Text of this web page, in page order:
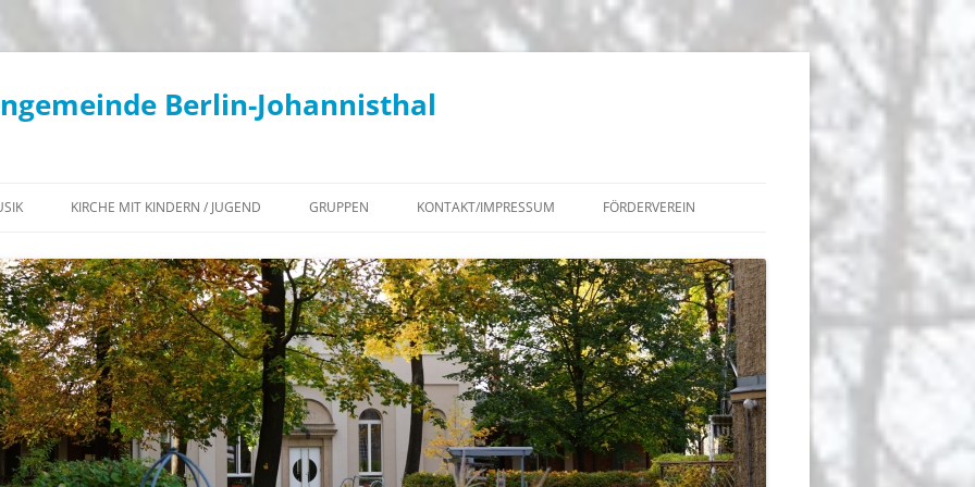
Berlin-Johannisthal
KIRCHE MIT KINDERN / JUGEND
KIKI – TERMINE
KONFIRMATION 2027
JUGEND – AKTUELLES
JG²
JUGEND – TERMINE
GRUPPEN
KLIMATEAM
BEGEGNUNGS-CAFÉ
KONTEMPLATIONSABENDE IN DER
KIRCHENGEMEINDE
JOHANNISTHAL
DIAKONISCHER ARBEITSKREIS
KONTAKT/IMPRESSUM FÖRDERVEREIN
TERMINE